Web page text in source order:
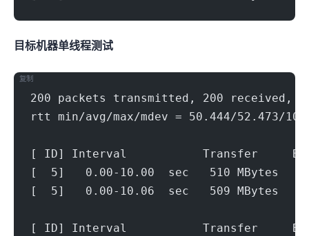
目标机器 IPERF3单线程测试
200 packets transmitted, 200 received,
rtt min/avg/max/mdev = 50.444/52.473/
[ ID] Interval           Transfer
[  5]   0.00-10.00  sec   510 MBytes
[  5]   0.00-10.06  sec   509
[ ID] Interval           Transfer
复制